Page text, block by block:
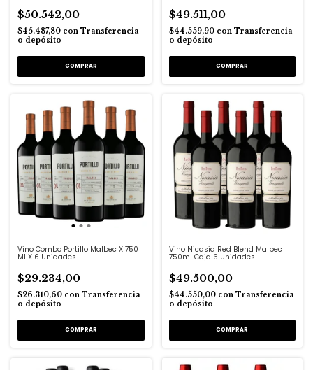
$50.542,00
$45.487,80 con Transferencia
o depósito
$49.511,00
$44.559,90 con Transferencia
o depósito
Vino Combo Portillo Malbec X 750
Ml X 6 Unidades
$29.234,00
$26.310,60 con Transferencia
o depósito
Vino Nicasia Red Blend Malbec
750ml Caja 6 Unidades
$49.500,00
$44.550,00 con Transferencia
o depósito